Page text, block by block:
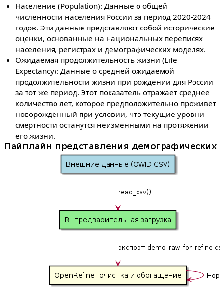
Население (Population): Данные о общей
численности населения России за период 2020-2024
годов. Эти данные представляют собой исторические
оценки, основанные на национальных переписях
населения, регистрах и демографических моделях.
Ожидаемая продолжительность жизни (Life
Expectancy): Данные о средней ожидаемой
продолжительности жизни при рождении для России
за тот же период. Этот показатель отражает среднее
количество лет, которое предположительно проживёт
новорождённый при условии, что текущие уровни
смертности останутся неизменными на протяжении
его жизни.